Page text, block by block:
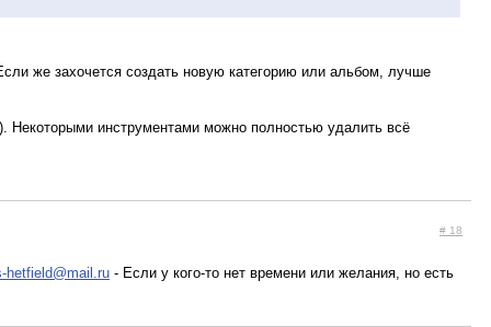
же захочется создать новую категорию или альбом, лучше
Некоторыми инструментами можно полностью удалить всё
# 18
hetfield@mail.ru - Если у кого-то нет времени или желания, но есть